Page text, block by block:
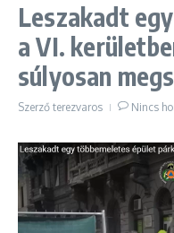
Leszakadt
a VI.
súlyosan
Szerző terezvaros Nincs